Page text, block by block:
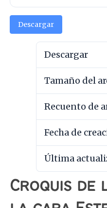
Descargar
Descargar
Tamaño del
Recuento de
Fecha de
Última
Croquis de